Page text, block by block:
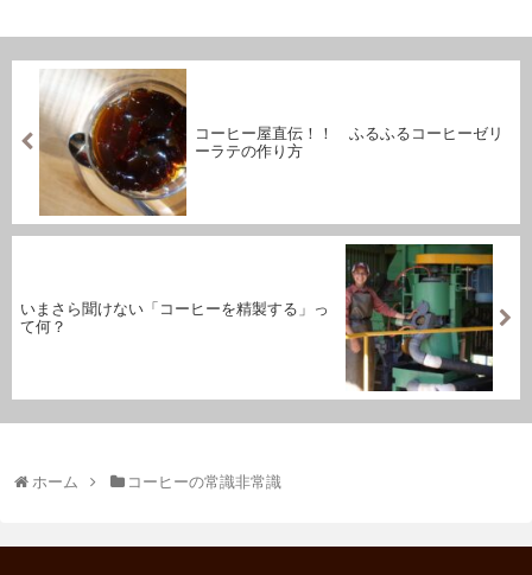
コーヒー屋直伝！！ ふるふるコーヒーゼリ
ーラテの作り方
いまさら聞けない「コーヒーを精製する」っ
て何？
ホーム コーヒーの常識非常識